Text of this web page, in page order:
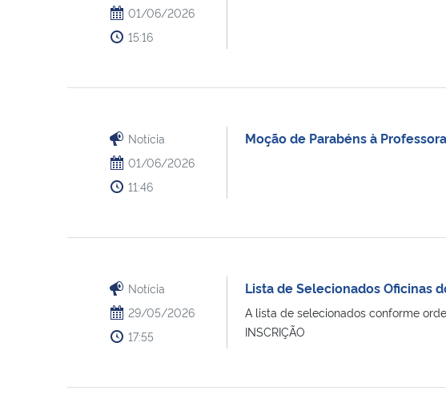
01/06/2026
15:16
Notícia
01/06/2026
11:46
Moção de Parabéns à
Notícia
29/05/2026
17:55
Lista de Selecionados Oficinas
A lista de selecionados conforme
INSCRIÇÃO